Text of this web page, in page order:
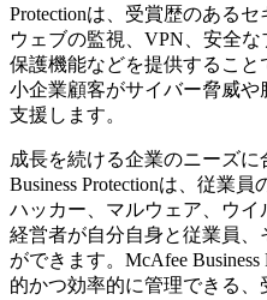
Protectionは、受賞歴のある
ウェブの監視、VPN、安全
保護機能などを提供するこ
小企業顧客がサイバー脅威や
支援します。
成長を続ける企業のニーズ
Business Protectionは、従業
ハッカー、マルウェア、ウ
経営者が自分自身と従業員
ができます。McAfee
的かつ効率的に管理できる